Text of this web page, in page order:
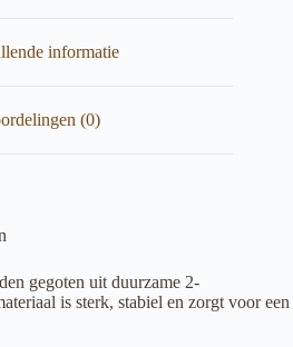
informatie
(0)
gegoten uit duurzame 2-
is sterk, stabiel en zorgt voor een